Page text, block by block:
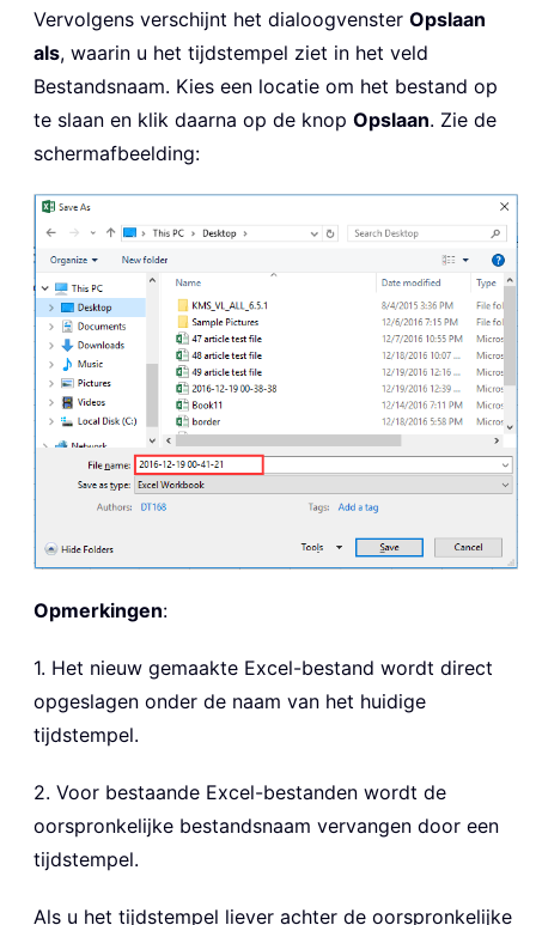
Vervolgens verschijnt het dialoogvenster Opslaan
als, waarin u het tijdstempel ziet in het veld
Bestandsnaam. Kies een locatie om het bestand op
te slaan en klik daarna op de knop Opslaan. Zie de
schermafbeelding:
Opmerkingen:
1. Het nieuw gemaakte Excel-bestand wordt direct
opgeslagen onder de naam van het huidige
tijdstempel.
2. Voor bestaande Excel-bestanden wordt de
oorspronkelijke bestandsnaam vervangen door een
tijdstempel.
Als u het tijdstempel liever achter de oorspronkelijke